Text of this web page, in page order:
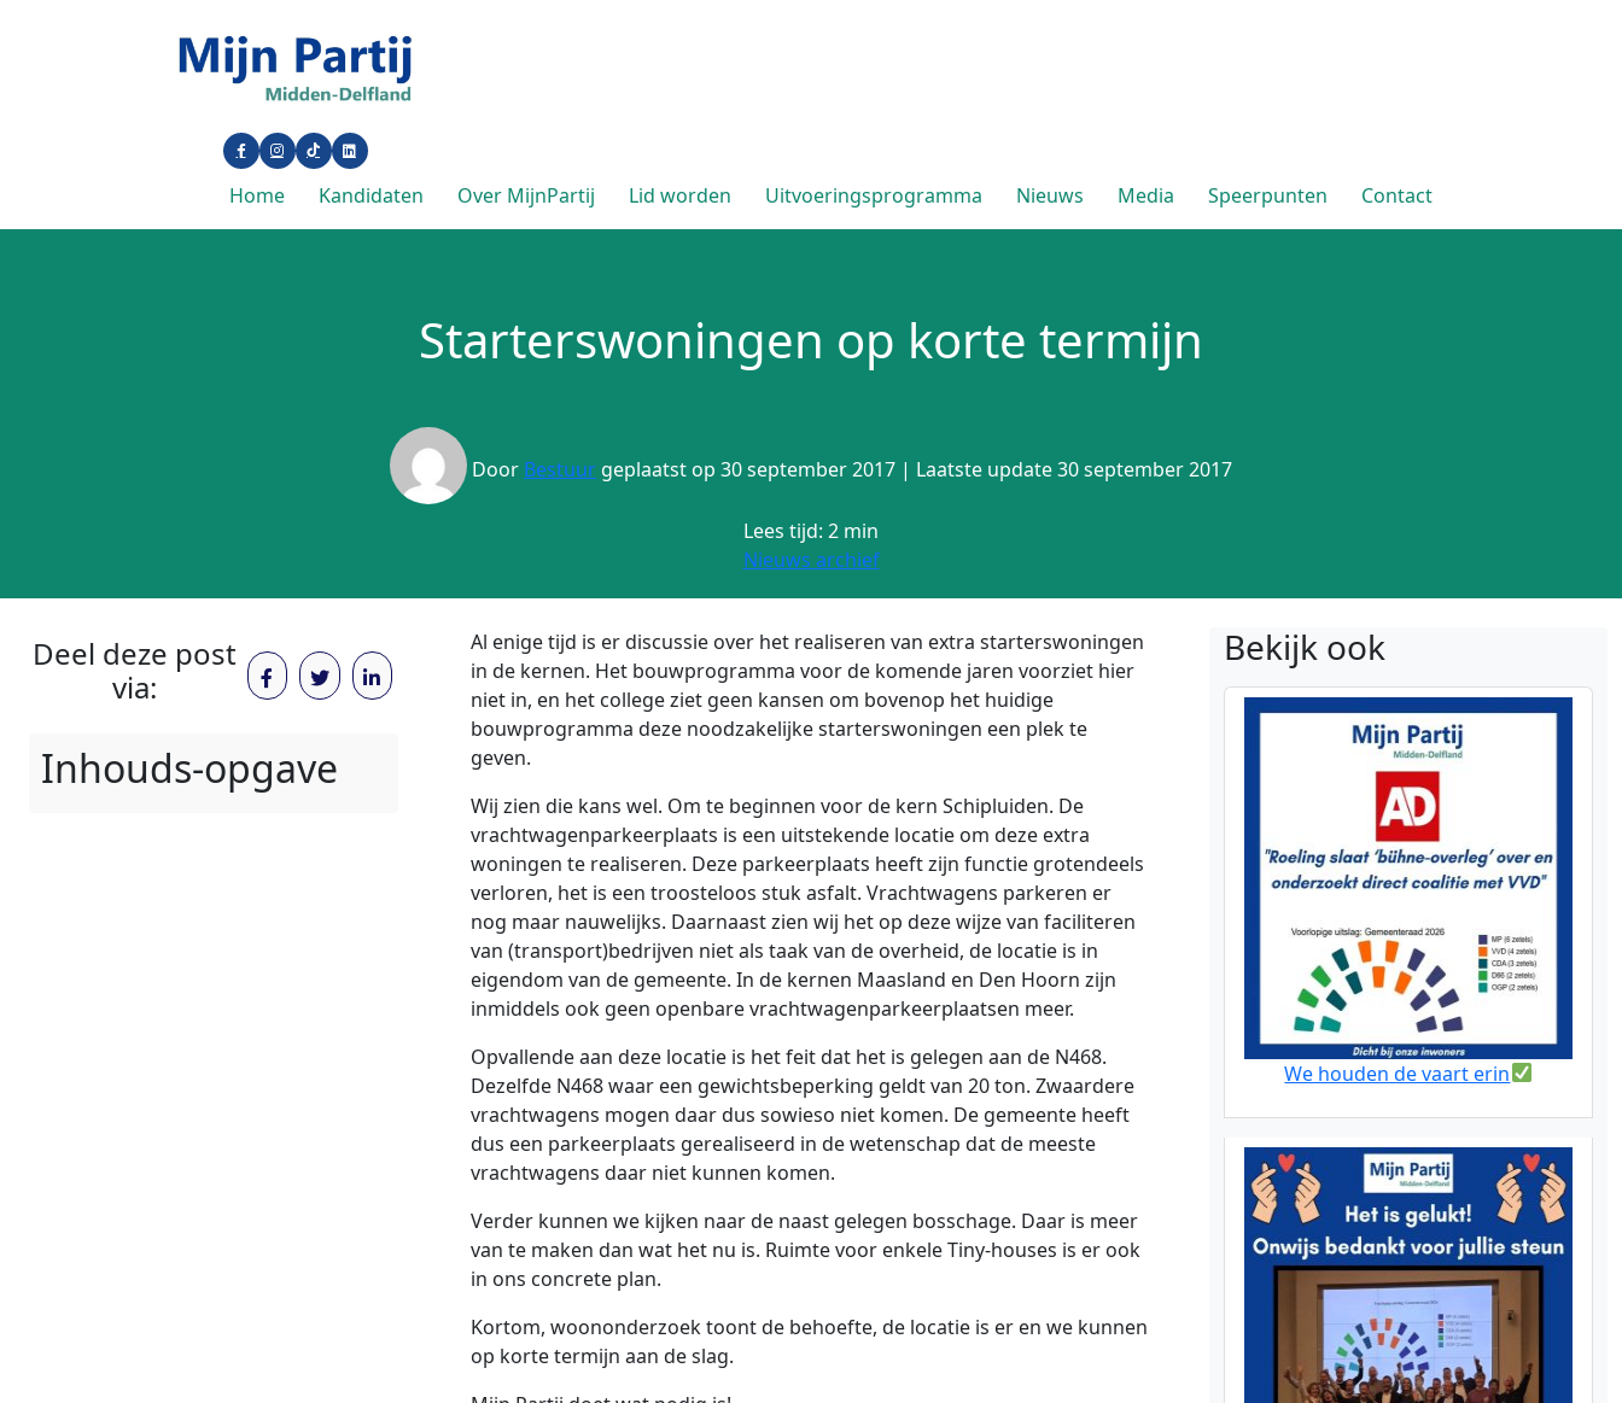
Home Kandidaten Over MijnPartij Lid worden Uitvoeringsprogramma Nieuws Media Speerpunten Contact
Starterswoningen op korte termijn
Door Bestuur geplaatst op 30 september 2017 | Laatste update 30 september 2017
Lees tijd: 2 min
Nieuws archief
Deel deze post
via:
Inhouds-opgave
Al enige tijd is er discussie over het realiseren van extra starterswoningen
in de kernen. Het bouwprogramma voor de komende jaren voorziet hier
niet in, en het college ziet geen kansen om bovenop het huidige
bouwprogramma deze noodzakelijke starterswoningen een plek te
geven.
Wij zien die kans wel. Om te beginnen voor de kern Schipluiden. De
vrachtwagenparkeerplaats is een uitstekende locatie om deze extra
woningen te realiseren. Deze parkeerplaats heeft zijn functie grotendeels
verloren, het is een troosteloos stuk asfalt. Vrachtwagens parkeren er
nog maar nauwelijks. Daarnaast zien wij het op deze wijze van faciliteren
van (transport)bedrijven niet als taak van de overheid, de locatie is in
eigendom van de gemeente. In de kernen Maasland en Den Hoorn zijn
inmiddels ook geen openbare vrachtwagenparkeerplaatsen meer.
Opvallende aan deze locatie is het feit dat het is gelegen aan de N468.
Dezelfde N468 waar een gewichtsbeperking geldt van 20 ton. Zwaardere
vrachtwagens mogen daar dus sowieso niet komen. De gemeente heeft
dus een parkeerplaats gerealiseerd in de wetenschap dat de meeste
vrachtwagens daar niet kunnen komen.
Verder kunnen we kijken naar de naast gelegen bosschage. Daar is meer
van te maken dan wat het nu is. Ruimte voor enkele Tiny-houses is er ook
in ons concrete plan.
Kortom, woononderzoek toont de behoefte, de locatie is er en we kunnen
op korte termijn aan de slag.
Bekijk ook
We houden de vaart erin